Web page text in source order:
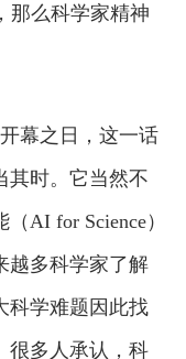
那么科学家精神
幕之日，这一话
其时。它当然不
AI for Science）
越多科学家了解
科学难题因此找
很多人承认，科